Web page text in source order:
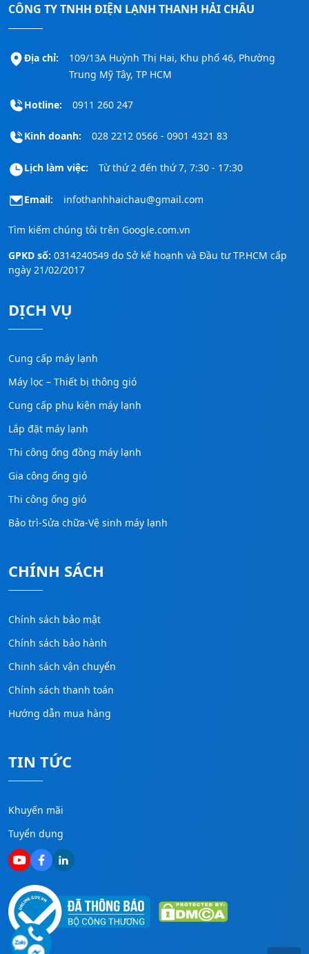
CÔNG TY TNHH ĐIỆN LẠNH THANH HẢI CHÂU
Địa chỉ:
109/13A Huỳnh Thị Hai, Khu phố 46, Phường
Trung Mỹ Tây, TP HCM
Hotline: 0911 260 247
Kinh doanh: 028 2212 0566 - 0901 4321 83
Lịch làm việc: Từ thứ 2 đến thứ 7, 7:30 - 17:30
Email: infothanhhaichau@gmail.com
Tìm kiếm chúng tôi trên Google.com.vn
GPKD số: 0314240549 do Sở kế hoạnh và Đầu tư TP.HCM cấp
ngày 21/02/2017
DỊCH VỤ
Cung cấp máy lạnh
Máy lọc – Thiết bị thông gió
Cung cấp phụ kiện máy lạnh
Lắp đặt máy lạnh
Thi công ống đồng máy lạnh
Gia công ống gió
Thi công ống gió
Bảo trì-Sửa chữa-Vệ sinh máy lạnh
CHÍNH SÁCH
Chính sách bảo mật
Chính sách bảo hành
Chinh sách vận chuyển
Chính sách thanh toán
Hướng dẫn mua hàng
TIN TỨC
Khuyến mãi
Tuyển dụng